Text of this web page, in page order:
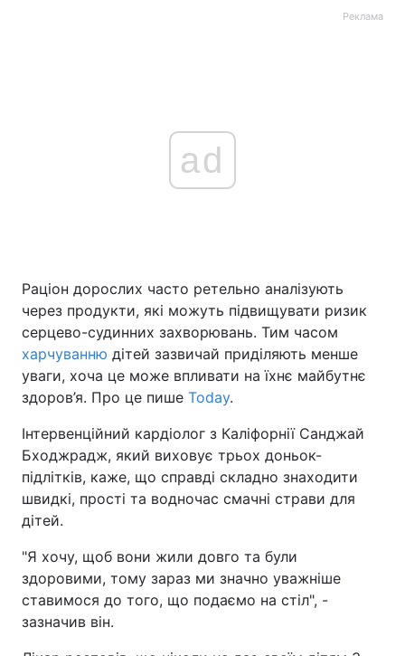
Реклама
ad
Раціон дорослих часто ретельно аналізують
через продукти, які можуть підвищувати ризик
серцево-судинних захворювань. Тим часом
харчуванню дітей зазвичай приділяють менше
уваги, хоча це може впливати на їхнє майбутнє
здоров’я. Про це пише Today.
Інтервенційний кардіолог з Каліфорнії Санджай
Бходжрадж, який виховує трьох доньок-
підлітків, каже, що справді складно знаходити
швидкі, прості та водночас смачні страви для
дітей.
"Я хочу, щоб вони жили довго та були
здоровими, тому зараз ми значно уважніше
ставимося до того, що подаємо на стіл", -
зазначив він.